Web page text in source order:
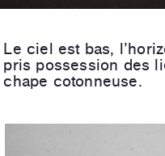
Le ciel est bas,
pris possession des
chape cotonneuse.